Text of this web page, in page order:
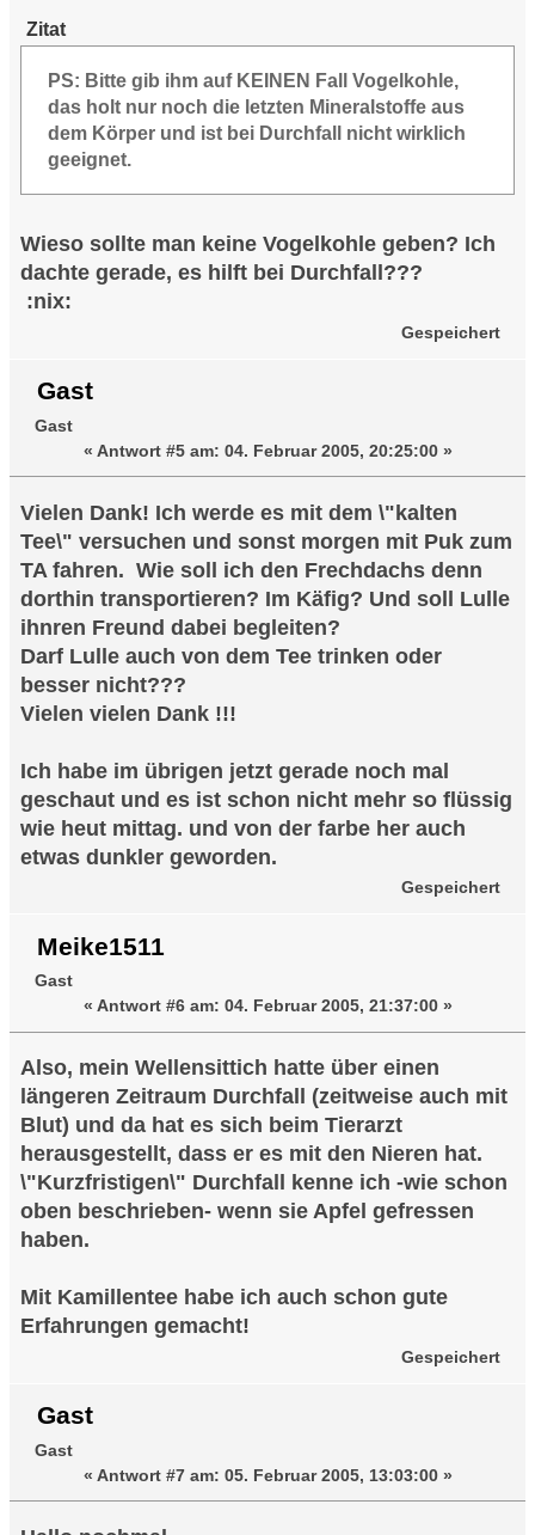
Zitat
PS: Bitte gib ihm auf KEINEN Fall Vogelkohle,
das holt nur noch die letzten Mineralstoffe aus
dem Körper und ist bei Durchfall nicht wirklich
geeignet.
Wieso sollte man keine Vogelkohle geben? Ich
dachte gerade, es hilft bei Durchfall???
:nix:
Gespeichert
Gast
Gast
« Antwort #5 am: 04. Februar 2005, 20:25:00 »
Vielen Dank! Ich werde es mit dem \"kalten
Tee\" versuchen und sonst morgen mit Puk zum
TA fahren. Wie soll ich den Frechdachs denn
dorthin transportieren? Im Käfig? Und soll Lulle
ihnren Freund dabei begleiten?
Darf Lulle auch von dem Tee trinken oder
besser nicht???
Vielen vielen Dank !!!
Ich habe im übrigen jetzt gerade noch mal
geschaut und es ist schon nicht mehr so flüssig
wie heut mittag. und von der farbe her auch
etwas dunkler geworden.
Gespeichert
Meike1511
Gast
« Antwort #6 am: 04. Februar 2005, 21:37:00 »
Also, mein Wellensittich hatte über einen
längeren Zeitraum Durchfall (zeitweise auch mit
Blut) und da hat es sich beim Tierarzt
herausgestellt, dass er es mit den Nieren hat.
\"Kurzfristigen\" Durchfall kenne ich -wie schon
oben beschrieben- wenn sie Apfel gefressen
haben.
Mit Kamillentee habe ich auch schon gute
Erfahrungen gemacht!
Gespeichert
Gast
Gast
« Antwort #7 am: 05. Februar 2005, 13:03:00 »